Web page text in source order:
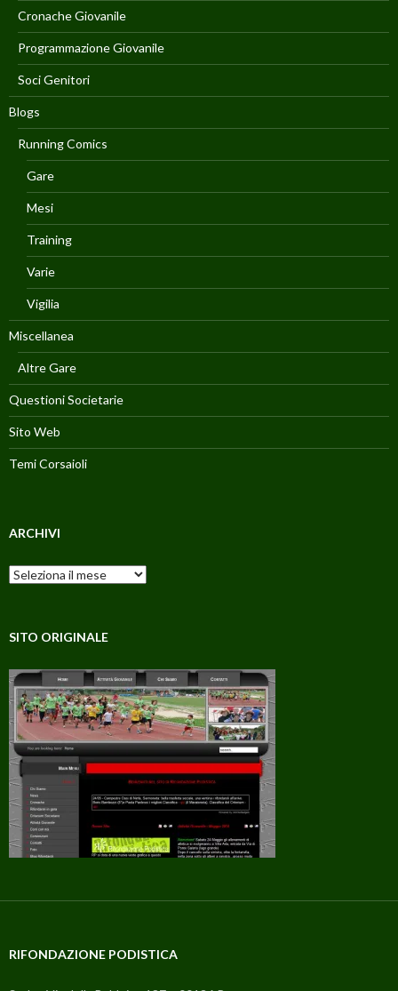
Cronache Giovanile
Programmazione Giovanile
Soci Genitori
Blogs
Running Comics
Gare
Mesi
Training
Varie
Vigilia
Miscellanea
Altre Gare
Questioni Societarie
Sito Web
Temi Corsaioli
ARCHIVI
Archivi
SITO ORIGINALE
RIFONDAZIONE PODISTICA